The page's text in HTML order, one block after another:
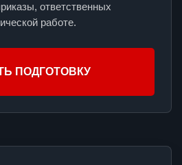
ответственных
работе.
ПОДГОТОВКУ